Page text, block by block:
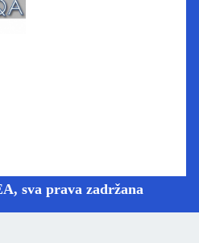
sva prava zadržana